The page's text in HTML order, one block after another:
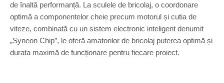
de înaltă performanță. La sculele de bricolaj, o coordonare
optimă a componentelor cheie precum motorul și cutia de
viteze, combinată cu un sistem electronic inteligent denumit
„Syneon Chip”, le oferă amatorilor de bricolaj puterea optimă și
durata maximă de funcționare pentru fiecare proiect.